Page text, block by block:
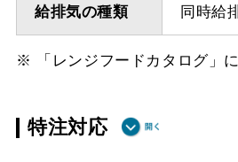
給排気の種類 同時給
※ 「レンジフードカタログ」
特注対応